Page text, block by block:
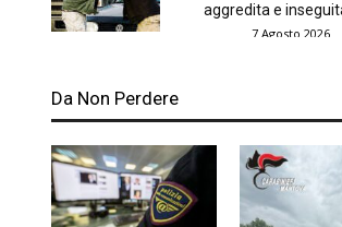
aggredita e
7 Agosto 2026
Da Non Perdere